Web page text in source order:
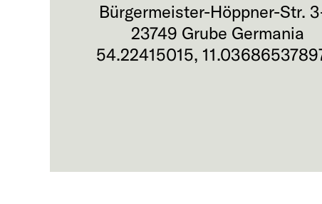
Bürgermeister-Höppner-Str.
23749 Grube Germania
54.22415015,